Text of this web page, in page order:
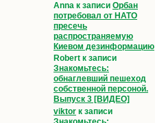
Anna к записи Орбан
потребовал от НАТО
пресечь
распространяемую
Киевом дезинформацию
Robert к записи
Знакомьтесь:
обнаглевший пешеход
собственной персоной.
Выпуск 3 [ВИДЕО]
viktor к записи